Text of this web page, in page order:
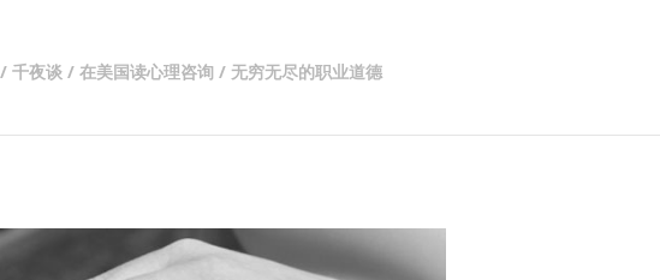
千夜谈 / 在美国读心理咨询 / 无穷无尽的职业道德